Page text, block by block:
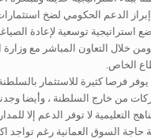
إبراز الدعم الحكومي لضخ
استراتيجية توسعية لإعادة
14 شهرا، ومن خلال التعاون المباشر
الخاص.
يوفر فرصا كثيرة للاستثمار
من خارج السلطنة ، وأيضا
التعليمية لا توفر الدعم إلا